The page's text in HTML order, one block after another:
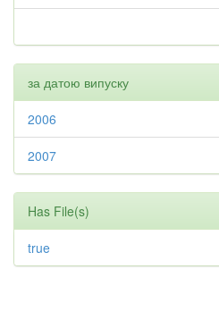
за датою випуску
2006
2007
Has File(s)
true